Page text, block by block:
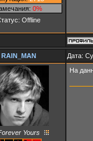
0%
Offline
RAIN_MAN Дата:
Yours
На